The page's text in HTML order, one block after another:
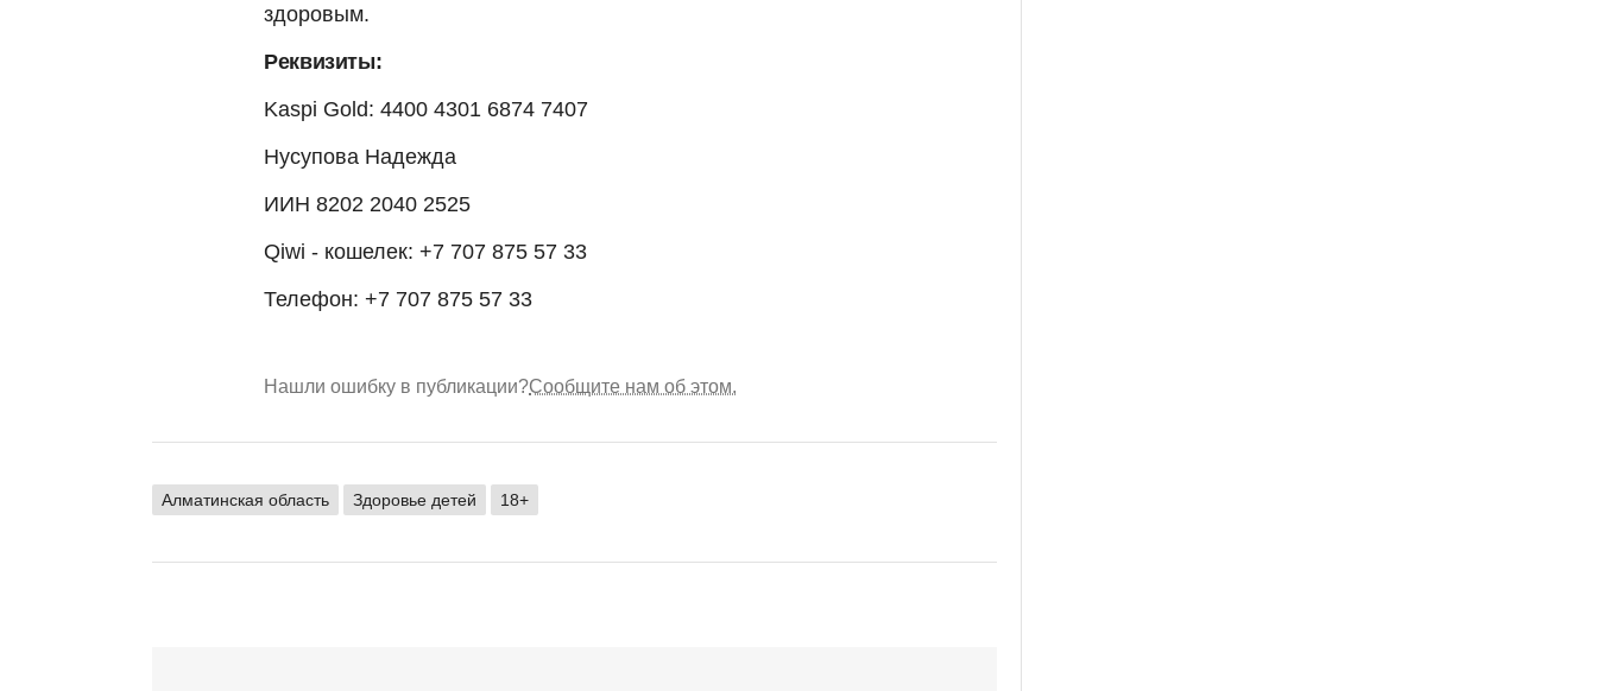
здоровым.
Реквизиты:
Kaspi Gold: 4400 4301 6874 7407
Нусупова Надежда
ИИН 8202 2040 2525
Qiwi - кошелек: +7 707 875 57 33
Телефон: +7 707 875 57 33
Нашли ошибку в публикации?Сообщите нам об этом.
Алматинская область Здоровье детей 18+